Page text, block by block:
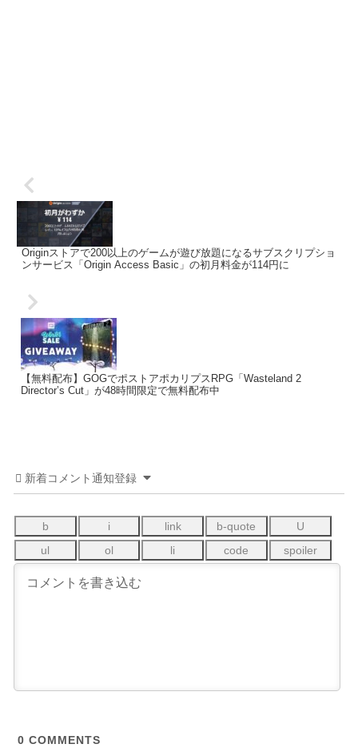
Originストアで200以上のゲームが遊び放題になるサブスクリプショ
ンサービス「Origin Access Basic」の初月料金が114円に
【無料配布】GOGでポストアポカリプスRPG「Wasteland 2
Director’s Cut」が48時間限定で無料配布中
新着コメント通知登録
0 COMMENTS